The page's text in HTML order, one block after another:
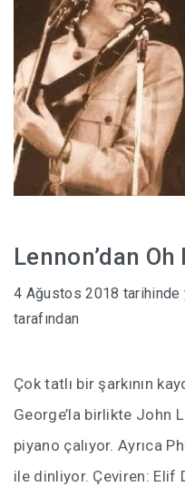
Lennon’dan
4 Ağustos 2018 tarihinde
tarafından
Çok tatlı bir şarkının
George’la birlikte John
piyano çalıyor. Ayrıca
ile dinliyor. Çeviren: Elif